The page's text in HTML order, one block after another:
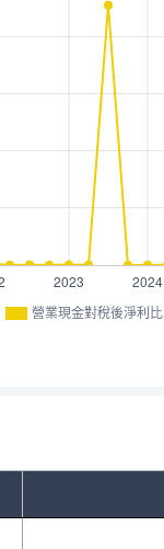
營業現金對稅後淨利比